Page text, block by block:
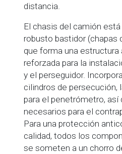
distancia.
El chasis del camión
robusto bastidor (chapas
que forma una
reforzada para la
y el perseguidor.
cilindros de persecución,
para el penetrómetro,
necesarios para el
Para una protección
calidad, todos los
se someten a un chorro